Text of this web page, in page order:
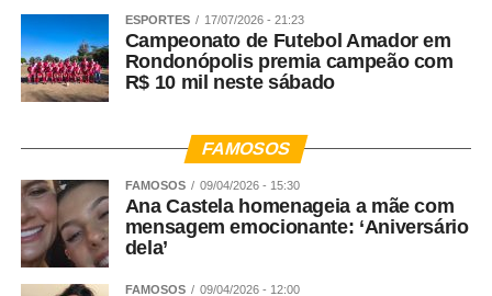
ESPORTES 17/07/2026 - 21:23
Campeonato de Futebol Amador em
Rondonópolis premia campeão com
R$ 10 mil neste sábado
FAMOSOS
FAMOSOS 09/04/2026 - 15:30
Ana Castela homenageia a mãe com
mensagem emocionante: ‘Aniversário
dela’
FAMOSOS 09/04/2026 - 12:00